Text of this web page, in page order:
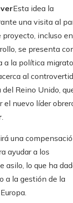
Esta idea la
una visita al
proyecto, incluso en
se presenta
a la política
al
del Reino Unido,
el nuevo líder
una
ayudar a los
asilo, lo que ha
a la gestión de la